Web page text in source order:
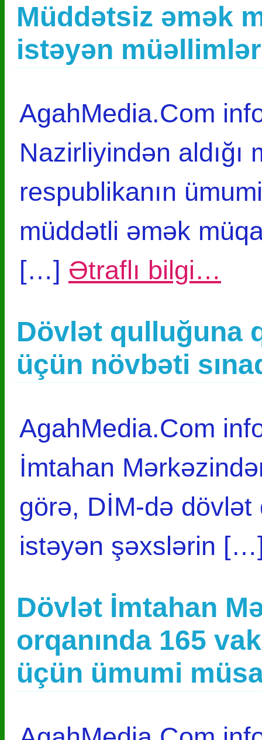
Müddətsiz əmək
istəyən
AgahMedia.Com
Nazirliyindən aldığı
respublikanın
müddətli əmək
[…] Ətraflı bilgi…
Dövlət qulluğuna
üçün növbəti
AgahMedia.Com
İmtahan
görə, DİM-də
istəyən şəxslərin
Dövlət İmtahan
orqanında 165
üçün ümumi